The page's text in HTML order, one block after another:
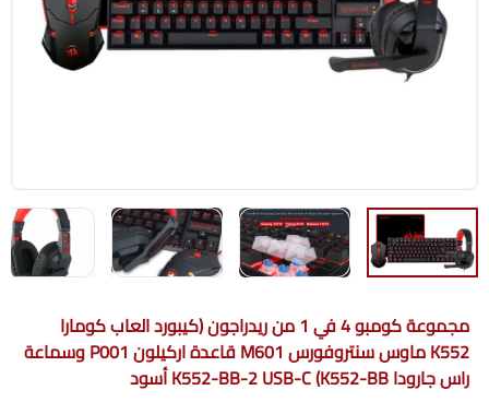
مجموعة كومبو 4 في 1 من ريدراجون (كيبورد العاب كومارا
K552 ماوس سنتروفورس M601 قاعدة اركيلون P001 وسماعة
راس جارودا K552-BB) K552-BB-2 USB-C أسود